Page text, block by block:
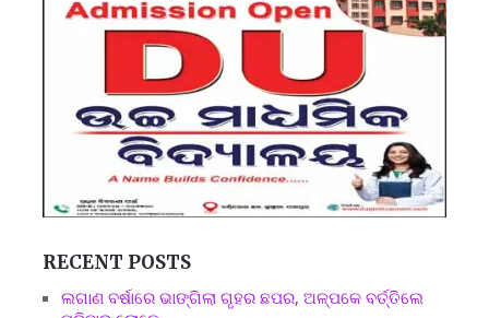
RECENT POSTS
ଲଗାଣ ବର୍ଷାରେ ଭାଙ୍ଗିଲା ଗୃହର ଛପର, ଅଳ୍ପକେ ବର୍ତ୍ତିଲେ